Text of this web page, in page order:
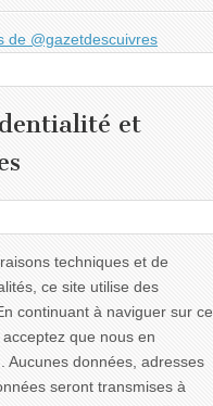
de @gazetdescuivres
et
techniques et de
ce site utilise des
continuant à naviguer sur ce
que nous en
Aucunes données, adresses
seront transmises à